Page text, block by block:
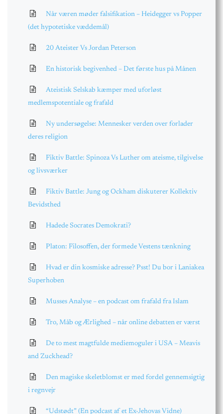
Når væren møder falsifikation – Heidegger vs Popper
(det hypotetiske væddemål)
20 Ateister Vs Jordan Peterson
En historisk begivenhed – Det første hus på Månen
Ateistisk Selskab kæmper med uforløst
medlemspotentiale og frafald
Ny undersøgelse: Mennesker verden over forlader
deres religion
Fiktiv Battle: Spinoza Vs Luther om ateisme, tilgivelse
og livsværker
Fiktiv Battle: Jung og Ockham diskuterer Kollektiv
Bevidsthed
Hadede Socrates Demokrati?
Platon: Filosoffen, der formede Vestens tænkning
Hvad er din kosmiske adresse? Psst! Du bor i Laniakea
Superhoben
Musses Analyse – en podcast om frafald fra Islam
Tro, Måb og Ærlighed – når online debatten er værst
De to mest magtfulde mediemoguler i USA – Meavis
and Zuckhead?
Den magiske skeletblomst er med fordel gennemsigtig
i regnvejr
“Udstødt” (En podcast af et Ex-Jehovas Vidne)